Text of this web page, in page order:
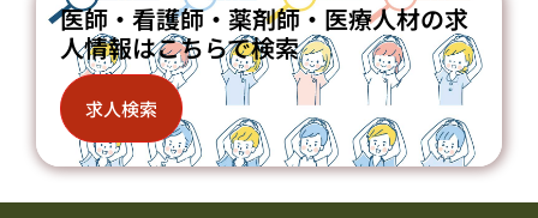
医師・看護師・薬剤師・医療人材の求
人情報はこちらで検索
求人検索